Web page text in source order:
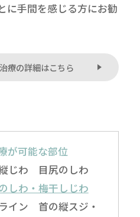
に手間を感じる方にお勧
療の詳細はこちら
が可能な部位
じわ 目尻のしわ
しわ・梅干しじわ
イン 首の縦スジ・